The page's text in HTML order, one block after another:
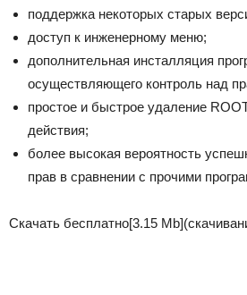
поддержка некоторых старых
доступ к инженерному меню;
дополнительная инсталляция
осуществляющего контроль над
простое и быстрое удаление
действия;
более высокая вероятность
прав в сравнении с прочими
Скачать бесплатно[3.15 Mb]